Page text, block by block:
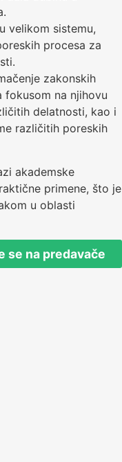
velikom sistemu,
procesa za
zakonskih
na njihovu
delatnosti, kao i
različitih poreskih
akademske
primene, što je
u oblasti
se na predavače